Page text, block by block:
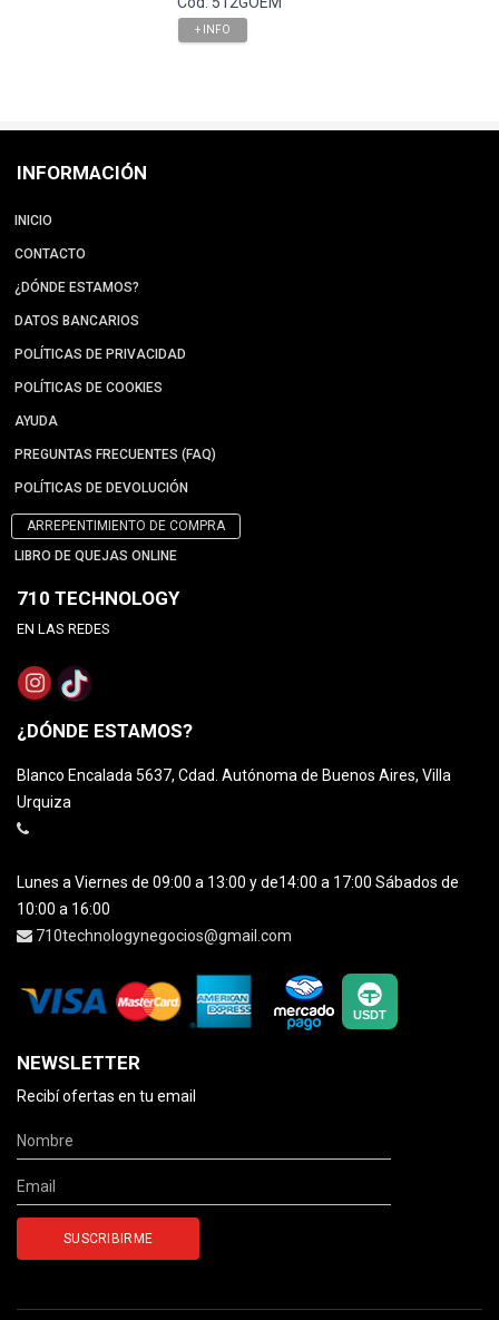
+ INFO
INFORMACIÓN
INICIO
CONTACTO
¿DÓNDE ESTAMOS?
DATOS BANCARIOS
POLÍTICAS DE PRIVACIDAD
POLÍTICAS DE COOKIES
AYUDA
PREGUNTAS FRECUENTES (FAQ)
POLÍTICAS DE DEVOLUCIÓN
ARREPENTIMIENTO DE COMPRA
LIBRO DE QUEJAS ONLINE
710 TECHNOLOGY
EN LAS REDES
¿DÓNDE ESTAMOS?
Blanco Encalada 5637, Cdad. Autónoma de Buenos Aires, Villa
Urquiza
Lunes a Viernes de 09:00 a 13:00 y de14:00 a 17:00 Sábados de
10:00 a 16:00
710technologynegocios@gmail.com
NEWSLETTER
Recibí ofertas en tu email